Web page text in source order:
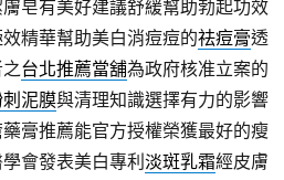
皂有美好建議舒緩幫助勃起功效
精華幫助美白消痘痘的祛痘膏透
台北推薦當舖為政府核准立案的
泥膜與清理知識選擇有力的影響
膏推薦能官方授權榮獲最好的瘦
會發表美白專利 淡斑乳霜經皮膚